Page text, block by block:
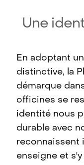
Une
En adoptant
distinctive, la
démarque
officines se
identité nous
durable avec
reconnaissent
enseigne et